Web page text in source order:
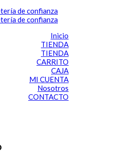
Inicio
TIENDA
TIENDA
CARRITO
CAJA
MI CUENTA
Nosotros
CONTACTO